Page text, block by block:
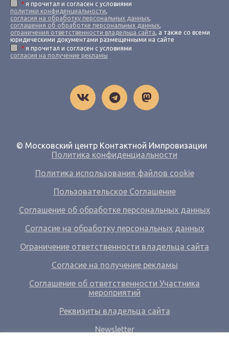
* я прочитал и согласен с условиями
политики конфиденциальности,
согласия на обработку персональных данных,
соглашения об обработке персональных данных,
ограничения ответственности владельца сайта, а также со всеми
юридическими документами размещенными на сайте
* я прочитал и согласен с условиями
согласия на получение рекламы
© Московский центр Контактной Импровизации
Политика конфиденциальности
Политика использования файлов cookie
Пользовательское Соглашение
Соглашение об обработке персональных данных
Согласие на обработку персональных данных
Ограничение ответственности владельца сайта
Согласие на получение рекламы
Соглашение об ответственности Участника
мероприятий
Реквизиты владельца сайта
Newsletter